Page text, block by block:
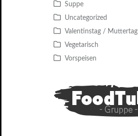
Suppe
Uncategorized
Valentinstag / Muttertag
Vegetarisch
Vorspeisen